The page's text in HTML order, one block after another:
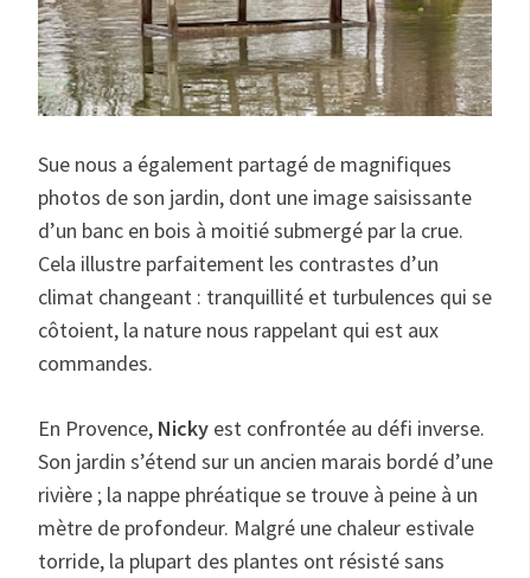
Sue nous a également partagé de magnifiques
photos de son jardin, dont une image saisissante
d’un banc en bois à moitié submergé par la crue.
Cela illustre parfaitement les contrastes d’un
climat changeant : tranquillité et turbulences qui se
côtoient, la nature nous rappelant qui est aux
commandes.
En Provence, Nicky est confrontée au défi inverse.
Son jardin s’étend sur un ancien marais bordé d’une
rivière ; la nappe phréatique se trouve à peine à un
mètre de profondeur. Malgré une chaleur estivale
torride, la plupart des plantes ont résisté sans